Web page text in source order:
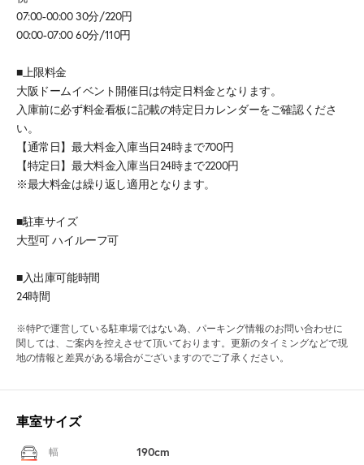
07:00-00:00 30分/220円
00:00-07:00 60分/110円
■上限料金
大阪ドームイベント開催日は特定日料金となります。
入庫前に必ず料金看板に記載の特定日カレンダーをご確認くださ
い。
【通常日】最大料金入庫当日24時まで700円
【特定日】最大料金入庫当日24時まで2200円
※最大料金は繰り返し適用となります。
■駐車サイズ
大型可 ハイルーフ可
■入出庫可能時間
24時間
※特Pで運営している駐車場ではない為、パーキング情報のお問い合わせに
関しては、ご案内を控えさせて頂いております。更新のタイミングなどで現
地の情報と差異がある場合がございますのでご了承ください。
車室サイズ
幅 190cm